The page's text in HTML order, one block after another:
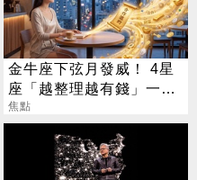
金牛座下弦月發威！ 4星
座「越整理越有錢」一路
旺運到10月
焦點